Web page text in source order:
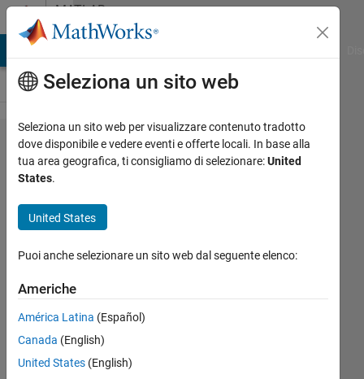
Vai al contenutoMATLAB
Answers
how to
find a
parameter
flow chart
Rui
14 Mag
2021
Seleziona un sito web
Seleziona un sito web per visualizzare contenuto tradotto
dove disponibile e vedere eventi e offerte locali. In base alla
tua area geografica, ti consigliamo di selezionare:United
States.
United States
Puoi anche selezionare un sito web dal seguente elenco:
Americhe
América Latina (Español)
Canada (English)
United States (English)